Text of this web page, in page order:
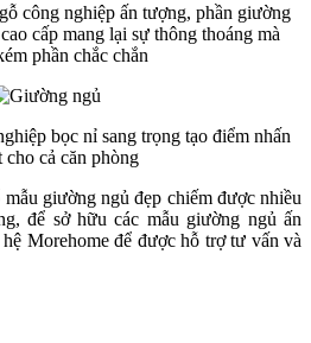
công nghiệp ấn tượng, phần giường
cấp mang lại sự thông thoáng mà
phần chắc chắn
bọc nỉ sang trọng tạo điểm nhấn
cho cả căn phòng
giường ngủ đẹp chiếm được nhiều
để sở hữu các mẫu giường ngủ ấn
Morehome để được hỗ trợ tư vấn và